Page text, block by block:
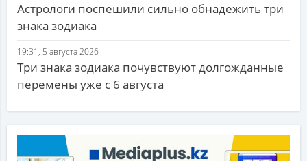
Астрологи поспешили сильно обнадежить три
знака зодиака
19:31, 5 августа 2026
Три знака зодиака почувствуют долгожданные
перемены уже с 6 августа